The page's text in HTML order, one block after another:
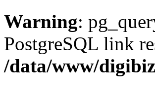
Warning:
PostgreSQL link
/data/www/